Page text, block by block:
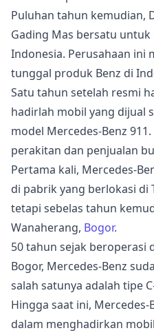
Puluhan tahun kemudian,
Gading Mas bersatu
Indonesia. Perusahaan
tunggal produk Benz di
Satu tahun setelah resmi
hadirlah mobil yang dijual
model Mercedes-Benz
perakitan dan penjualan
Pertama kali, Mercedes-
di pabrik yang berlokasi di
tetapi sebelas tahun
Wanaherang, Bogor.
50 tahun sejak beroperasi
Bogor, Mercedes-Benz
salah satunya adalah tipe
Hingga saat ini,
dalam menghadirkan